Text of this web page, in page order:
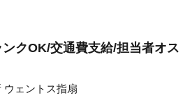
クOK/交通費支給/担当者オス
ウェントス指扇